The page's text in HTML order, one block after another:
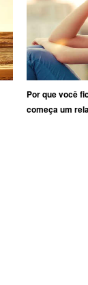
Por que você
começa um